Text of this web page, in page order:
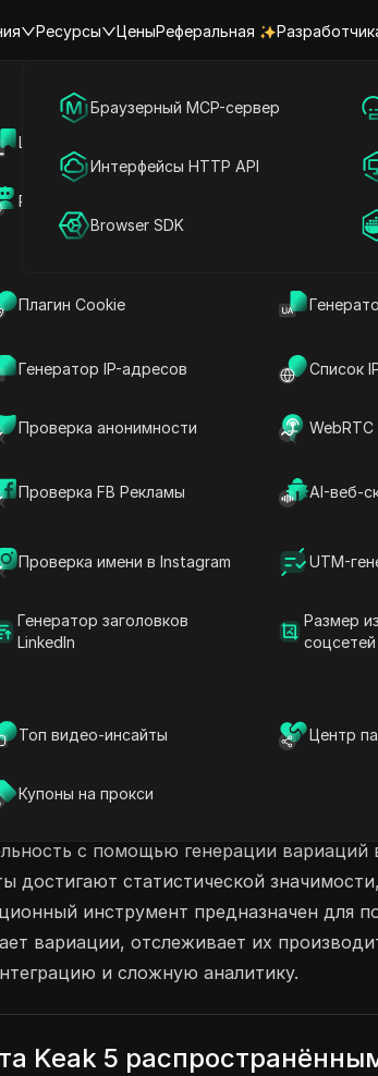
Маркетинг в социальных сетях
Онлайн-реклама
Общий доступ к аккаунту
Ресурсы
Центр поддержки
Рынок RPA (MCP)
Плагин Cookie
Генератор IP-адресов Список
Проверка анонимности WebRTC
Проверка FB Рекламы AI-веб-
Проверка имени в Instagram UTM-
Генератор заголовков
LinkedIn
Размер
соцсетей
Топ видео-инсайты Центр
Купоны на прокси
ЦеныРеферальная
Браузерный MCP-сервер
Интерфейсы HTTP API
Browser SDK Keak с
Monthly и
планами Keak! Делитесь
позволяя нескольким
AI Вариации,
данные или пароли.
план за 39 долларов или со
стало проще простого.
интеллект в маркетинге
интеллект в рекламе
с помощью генерации
достигают статистической
инструмент предназначен для
вариации, отслеживает их
и сложную аналитику.
Keak 5